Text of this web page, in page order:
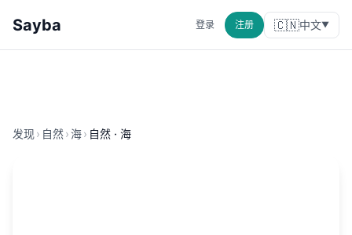
Sayba 登录 注册 🇨🇳中文▼
发现› 自然› 海› 自然 · 海